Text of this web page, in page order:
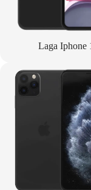
Laga Iphone